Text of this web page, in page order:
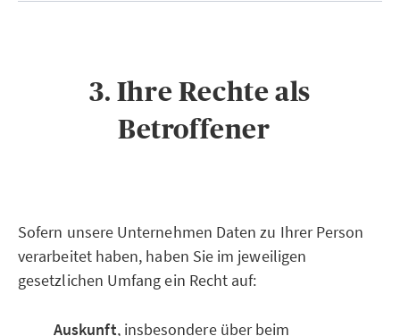
3. Ihre Rechte als
Betroffener
Sofern unsere Unternehmen Daten zu Ihrer Person
verarbeitet haben, haben Sie im jeweiligen
gesetzlichen Umfang ein Recht auf:
Auskunft, insbesondere über beim